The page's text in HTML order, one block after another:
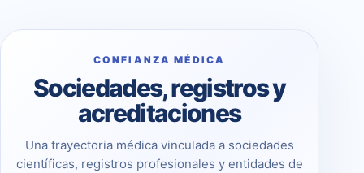
CONFIANZA MÉDICA
Sociedades, registros y
acreditaciones
Una trayectoria médica vinculada a sociedades
científicas, registros profesionales y entidades de